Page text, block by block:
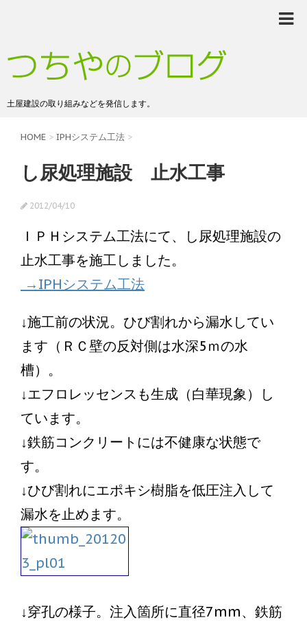
土屋建設の取り組みなどを発信します。
HOME > IPHシステム工法 >
し尿処理施設 止水工事
2012/04/10
ＩＰＨシステム工法にて、し尿処理施設の
止水工事を施工しました。
→IPHシステム工法
↓施工前の状況。ひび割れから漏水してい
ます（ＲＣ壁の反対側は水深5ｍの水
槽）。
↓エフロレッセンスも生成（白華現象）し
ています。
↓鉄筋コンクリートには不健康な状態で
す。
↓ひび割れにエポキシ樹脂を低圧注入して
漏水を止めます。
↓穿孔の様子。注入箇所に直径7mm、鉄筋